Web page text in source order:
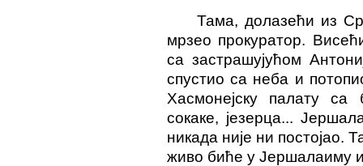
Тама, долазећи из
мрзео прокуратор.
са застрашујућом
спустио са неба и
Хасмонејску палату са
сокаке, језерца...
никада није ни постојао.
живо биће у Јершалаиму и